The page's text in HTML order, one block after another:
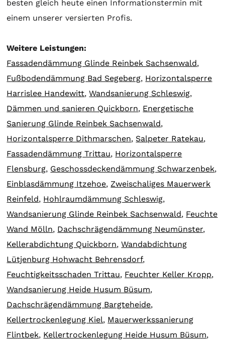
besten gleich heute einen Informationstermin mit
einem unserer versierten Profis.
Weitere Leistungen:
Fassadendämmung Glinde Reinbek Sachsenwald,
Fußbodendämmung Bad Segeberg, Horizontalsperre
Harrislee Handewitt,Wandsanierung Schleswig,
Dämmen und sanieren Quickborn, Energetische
Sanierung Glinde Reinbek Sachsenwald,
Horizontalsperre Dithmarschen, Salpeter Ratekau,
Fassadendämmung Trittau, Horizontalsperre
Flensburg, Geschossdeckendämmung Schwarzenbek,
Einblasdämmung Itzehoe, Zweischaliges Mauerwerk
Reinfeld, Hohlraumdämmung Schleswig,
Wandsanierung Glinde Reinbek Sachsenwald, Feuchte
Wand Mölln, Dachschrägendämmung Neumünster,
Kellerabdichtung Quickborn,Wandabdichtung
Lütjenburg Hohwacht Behrensdorf,
Feuchtigkeitsschaden Trittau, Feuchter Keller Kropp,
Wandsanierung Heide Husum Büsum,
Dachschrägendämmung Bargteheide,
Kellertrockenlegung Kiel, Mauerwerkssanierung
Flintbek, Kellertrockenlegung Heide Husum Büsum,